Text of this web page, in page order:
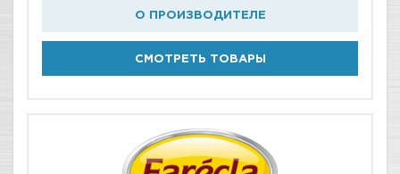
О ПРОИЗВОДИТЕЛЕ
СМОТРЕТЬ ТОВАРЫ